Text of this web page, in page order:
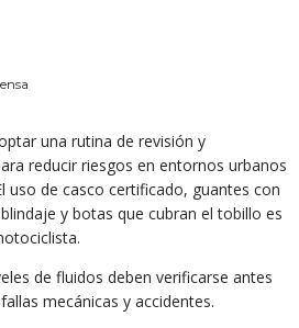
una rutina de revisión y
reducir riesgos en entornos urbanos
uso de casco certificado, guantes con
y botas que cubran el tobillo es
de fluidos deben verificarse antes
mecánicas y accidentes.